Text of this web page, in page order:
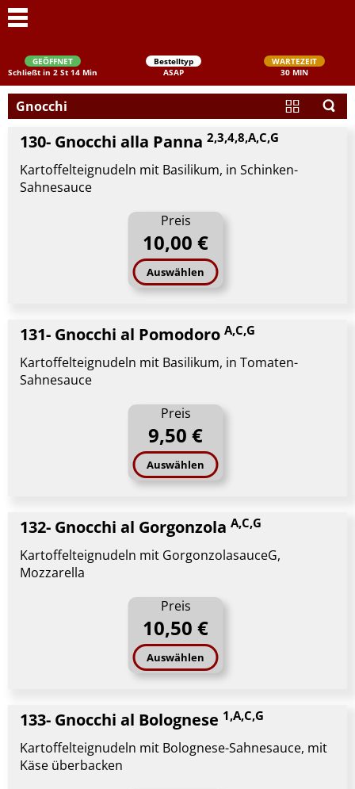
GEÖFFNET
Schließt in 2 St 14 Min
Bestelltyp
ASAP
WARTEZEIT
30 MIN
Gnocchi
130- Gnocchi alla Panna 2,3,4,8,A,C,G
Kartoffelteignudeln mit Basilikum, in Schinken-
Sahnesauce
Preis
10,00 €
Auswählen
131- Gnocchi al Pomodoro A,C,G
Kartoffelteignudeln mit Basilikum, in Tomaten-
Sahnesauce
Preis
9,50 €
Auswählen
132- Gnocchi al Gorgonzola A,C,G
Kartoffelteignudeln mit GorgonzolasauceG,
Mozzarella
Preis
10,50 €
Auswählen
133- Gnocchi al Bolognese 1,A,C,G
Kartoffelteignudeln mit Bolognese-Sahnesauce, mit
Käse überbacken